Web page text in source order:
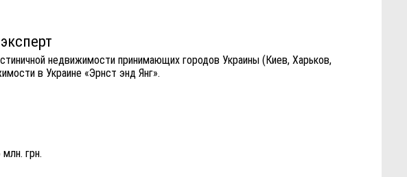
недвижимости принимающих городов Украины (Киев, Харьков,
в Украине «Эрнст энд Янг».
грн.